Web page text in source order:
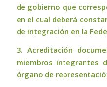
de gobierno que
en el cual deberá
de integración en la
3. Acreditación
miembros integrantes
órgano de